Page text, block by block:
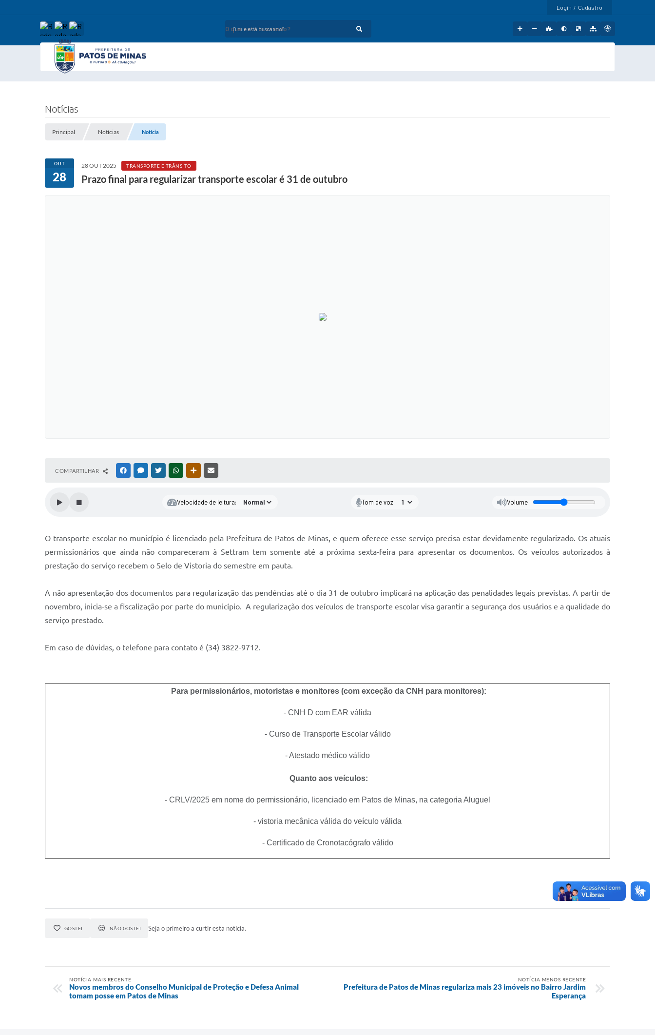
Login / Cadastro
O que está buscando?
Notícias
Principal Notícias Notícia
OUT
28
28 OUT 2025 TRANSPORTE E TRÂNSITO
Prazo final para regularizar transporte escolar é 31 de outubro
COMPARTILHAR FACEBOOKMESSENGER
TWITTERWHATSAPPOUTRAS MÍDIAS
Velocidade de leitura: Tom de voz: Volume
O transporte escolar no município é licenciado pela Prefeitura de Patos de Minas, e quem oferece esse serviço precisa estar devidamente regularizado. Os atuais
permissionários que ainda não compareceram à Settram tem somente até a próxima sexta-feira para apresentar os documentos. Os veículos autorizados à
prestação do serviço recebem o Selo de Vistoria do semestre em pauta.
A não apresentação dos documentos para regularização das pendências até o dia 31 de outubro implicará na aplicação das penalidades legais previstas. A partir de
novembro, inicia-se a fiscalização por parte do município. A regularização dos veículos de transporte escolar visa garantir a segurança dos usuários e a qualidade do
serviço prestado.
Em caso de dúvidas, o telefone para contato é (34) 3822-9712.
Para permissionários, motoristas e monitores (com exceção da CNH para monitores):
- CNH D com EAR válida
- Curso de Transporte Escolar válido
- Atestado médico válido
Quanto aos veículos:
- CRLV/2025 em nome do permissionário, licenciado em Patos de Minas, na categoria Aluguel
- vistoria mecânica válida do veículo válida
- Certificado de Cronotacógrafo válido
GOSTEI NÃO GOSTEI Seja o primeiro a curtir esta notícia.
NOTÍCIA MAIS RECENTE
Novos membros do Conselho Municipal de Proteção e Defesa Animal
tomam posse em Patos de Minas
NOTÍCIA MENOS RECENTE
Prefeitura de Patos de Minas regulariza mais 23 imóveis no Bairro Jardim
Esperança